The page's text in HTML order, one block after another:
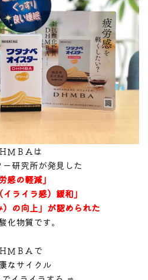
ＭＢＡは
研究所が発見した
感の軽減」
イライラ感）緩和」
）の向上」が認められた
化物質です。
ＭＢＡで
なサイクル